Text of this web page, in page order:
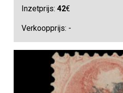
Inzetprijs:42€
Verkoopprijs: -